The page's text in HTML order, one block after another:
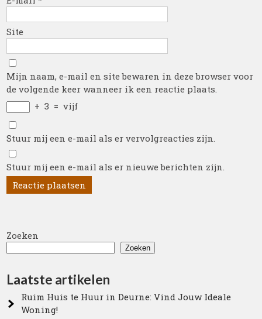
Site
Mijn naam, e-mail en site bewaren in deze browser voor
de volgende keer wanneer ik een reactie plaats.
+ 3 = vijf
Stuur mij een e-mail als er vervolgreacties zijn.
Stuur mij een e-mail als er nieuwe berichten zijn.
Zoeken
Zoeken
Laatste artikelen
Ruim Huis te Huur in Deurne: Vind Jouw Ideale
Woning!